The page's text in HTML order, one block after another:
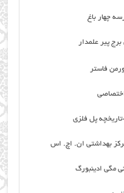
چهار باغ
پیر علمدار
پل فلزی
بهداشتی ان. اچ. اس
مگی ادینبورگ